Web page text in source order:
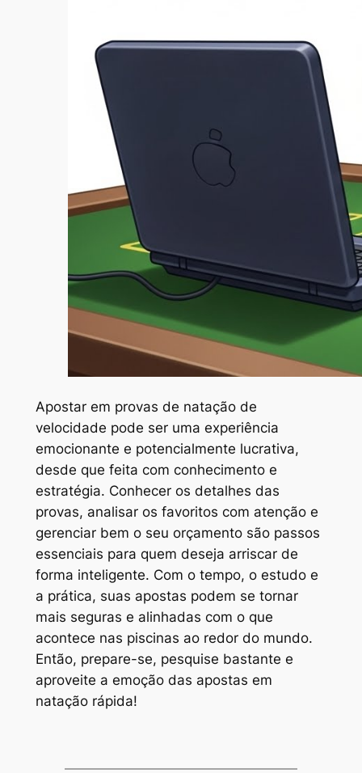
Apostar em provas de natação de
velocidade pode ser uma experiência
emocionante e potencialmente lucrativa,
desde que feita com conhecimento e
estratégia. Conhecer os detalhes das
provas, analisar os favoritos com atenção e
gerenciar bem o seu orçamento são passos
essenciais para quem deseja arriscar de
forma inteligente. Com o tempo, o estudo e
a prática, suas apostas podem se tornar
mais seguras e alinhadas com o que
acontece nas piscinas ao redor do mundo.
Então, prepare-se, pesquise bastante e
aproveite a emoção das apostas em
natação rápida!